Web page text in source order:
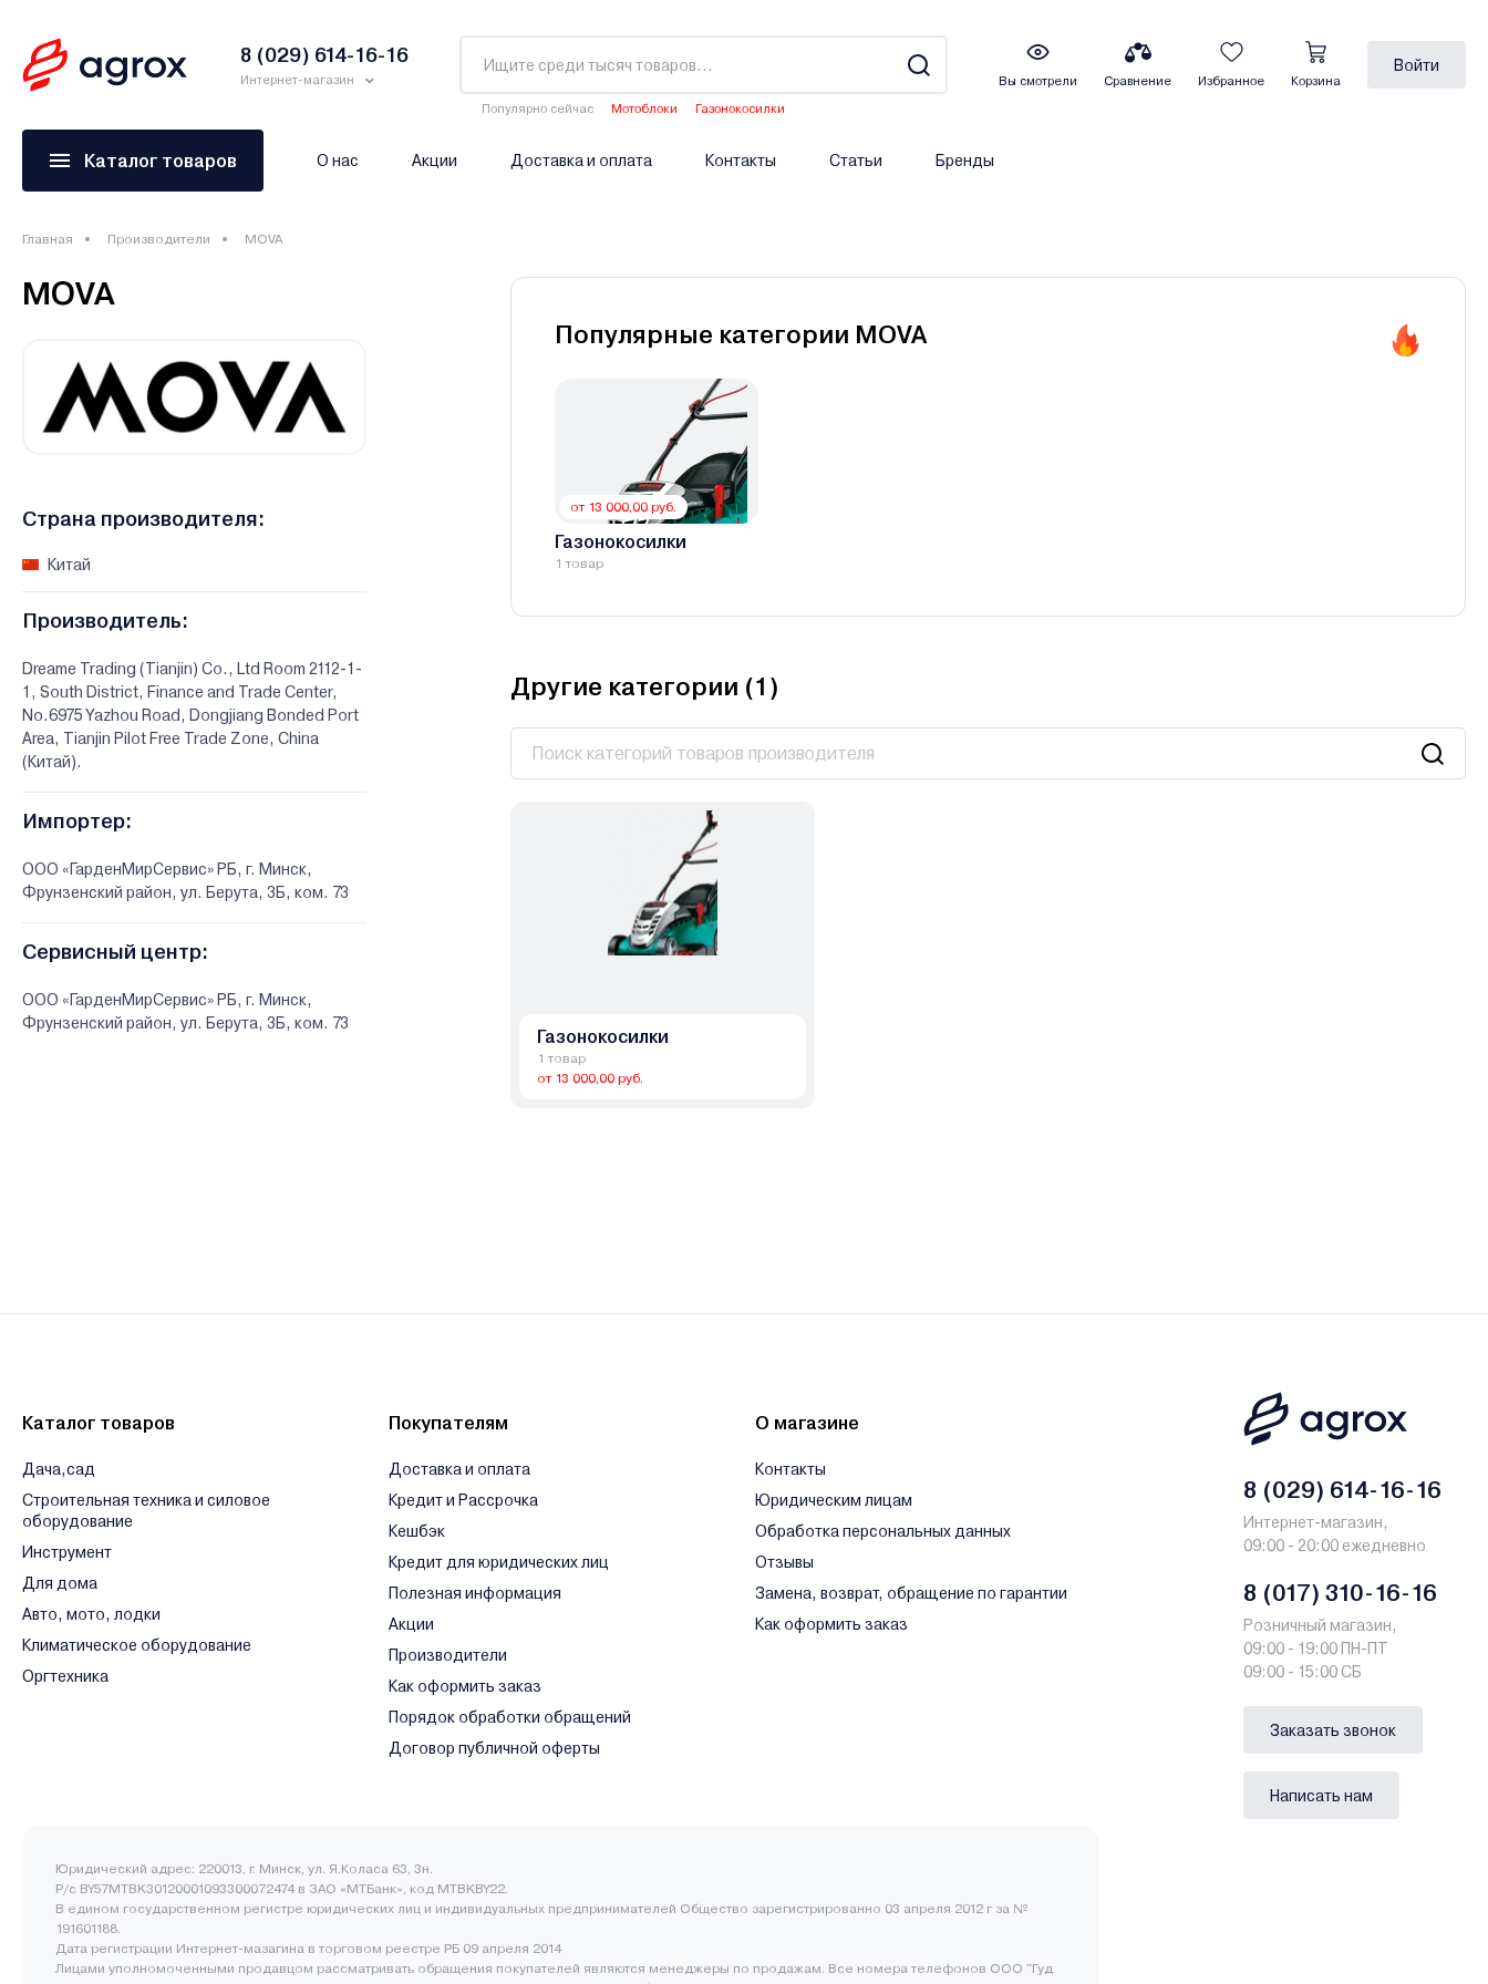
8 (029) 614-16-16
Интернет-магазин
Популярно сейчас Мотоблоки
Газонокосилки
Вы смотрели Сравнение Избранное Корзина
Войти
Каталог товаров О нас Акции Доставка и оплата Контакты Статьи Бренды
Главная Производители MOVA
MOVA
Страна производителя:
Китай
Производитель:
Dreame Trading (Tianjin) Co., Ltd Room 2112-1-
1, South District, Finance and Trade Center,
No.6975 Yazhou Road, Dongjiang Bonded Port
Area, Tianjin Pilot Free Trade Zone, China
(Китай).
Импортер:
ООО «ГарденМирСервис» РБ, г. Минск,
Фрунзенский район, ул. Берута, 3Б, ком. 73
Сервисный центр:
ООО «ГарденМирСервис» РБ, г. Минск,
Фрунзенский район, ул. Берута, 3Б, ком. 73
Популярные категории MOVA
от 13 000,00 руб.
Газонокосилки
1 товар
Другие категории (1 )
Газонокосилки
1 товар
от 13 000,00 руб.
Каталог товаров
Дача,сад
Строительная техника и силовое
оборудование
Инструмент
Для дома
Авто, мото, лодки
Климатическое оборудование
Оргтехника
Покупателям
Доставка и оплата
Кредит и Рассрочка
Кешбэк
Кредит для юридических лиц
Полезная информация
Акции
Производители
Как оформить заказ
Порядок обработки обращений
Договор публичной оферты
О магазине
Контакты
Юридическим лицам
Обработка персональных данных
Отзывы
Замена, возврат, обращение по гарантии
Как оформить заказ
Юридический адрес: 220013, г. Минск, ул. Я.Коласа 63, 3н.
Р/с BY57MTBK30120001093300072474 в ЗАО «МТБанк», код MTBKBY22.
В едином государственном регистре юридических лиц и индивидуальных предпринимателей Общество зарегистрированно 03 апреля 2012 г за №
191601188.
Дата регистрации Интернет-мазагина в торговом реестре РБ 09 апреля 2014
Лицами уполномоченными продавцом рассматривать обращения покупателей являются менеджеры по продажам. Все номера телефонов ООО "Гуд
8 (029) 614-16-16
Интернет-магазин,
09:00 - 20:00 ежедневно
8 (017) 310-16-16
Розничный магазин,
09:00 - 19:00 ПН-ПТ
09:00 - 15:00 СБ
Заказать звонок
Написать нам